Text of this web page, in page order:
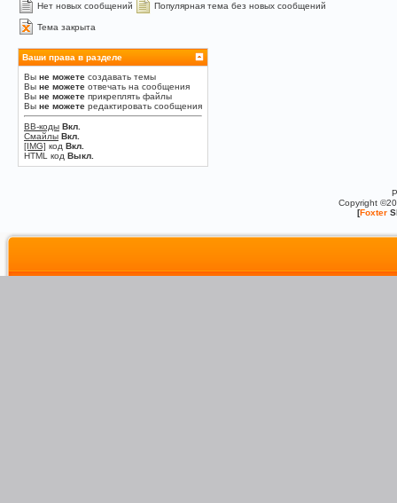
Нет новых сообщений Популярная тема без новых сообщений
Тема закрыта
Ваши права в разделе
Вы не можете создавать темы
Вы не можете отвечать на сообщения
Вы не можете прикреплять файлы
Вы не можете редактировать сообщения
BB-коды Вкл.
Смайлы Вкл.
[IMG] код Вкл.
HTML код Выкл.
Copyright
[Foxter